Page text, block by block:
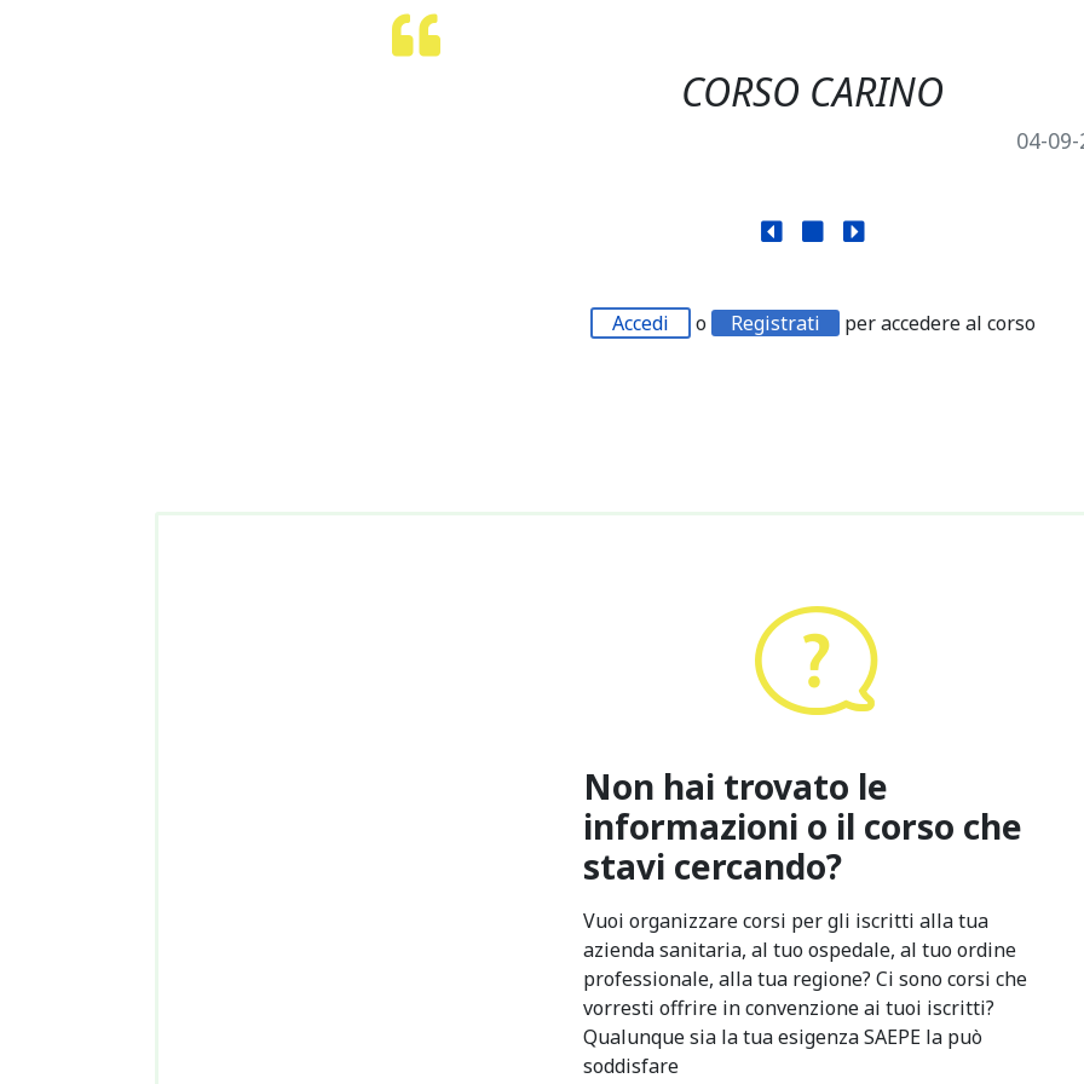
CORSO CARINO
04-
Accedi o Registrati per accedere al corso
Non hai trovato le
informazioni o il corso che
stavi cercando?
Vuoi organizzare corsi per gli iscritti alla tua
azienda sanitaria, al tuo ospedale, al tuo ordine
professionale, alla tua regione? Ci sono corsi che
vorresti offrire in convenzione ai tuoi iscritti?
Qualunque sia la tua esigenza SAEPE la può
soddisfare